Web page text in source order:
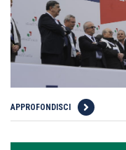
APPROFONDISCI